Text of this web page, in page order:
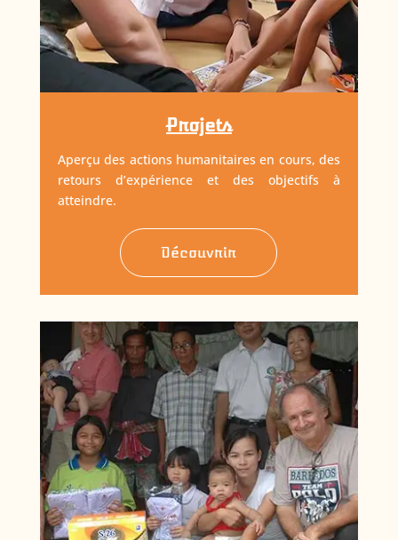
Projets
Aperçu des actions humanitaires en cours, des
retours d’expérience et des objectifs à
atteindre.
Découvrir